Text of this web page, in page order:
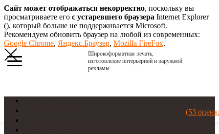
Сайт может отображаться некорректно, поскольку вы
просматриваете его с устаревшего браузера Internet Explorer
(), который больше не поддерживается Microsoft.
Рекомендуем обновить браузер на любой из современных:
Google Chrome, Яндекс.Браузер, Mozilla FireFox.
Широкоформатная печать,
изготовление интерьерной и наружной
рекламы
(53